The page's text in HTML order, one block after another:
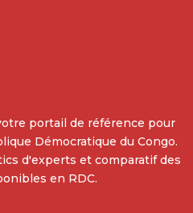
portail de référence pour
Démocratique du Congo.
d'experts et comparatif des
en RDC.